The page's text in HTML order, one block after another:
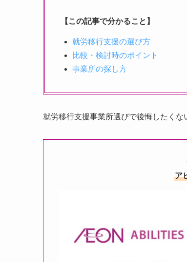
【この記事で分かること】
就労移行支援の選び方
比較・検討時のポイント
事業所の探し方
就労移行支援事業所選びで後悔したくな
ア